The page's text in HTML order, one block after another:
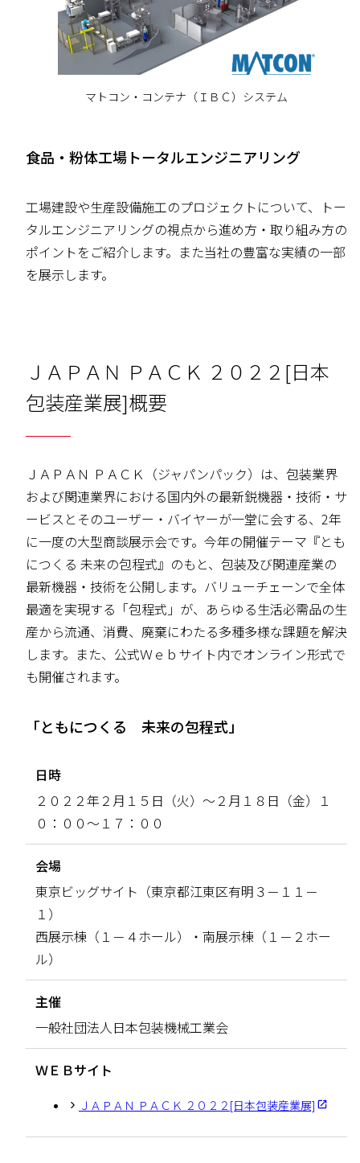
マトコン・コンテナ（ＩＢＣ）システム
食品・粉体工場トータルエンジニアリング
工場建設や生産設備施工のプロジェクトについて、トー
タルエンジニアリングの視点から進め方・取り組み方の
ポイントをご紹介します。また当社の豊富な実績の一部
を展示します。
ＪＡＰＡＮ ＰＡＣＫ ２０２２[日本
包装産業展]概要
ＪＡＰＡＮ ＰＡＣＫ（ジャパンパック）は、包装業界
および関連業界における国内外の最新鋭機器・技術・サ
ービスとそのユーザー・バイヤーが一堂に会する、2年
に一度の大型商談展示会です。今年の開催テーマ『とも
につくる 未来の包程式』のもと、包装及び関連産業の
最新機器・技術を公開します。バリューチェーンで全体
最適を実現する「包程式」が、あらゆる生活必需品の生
産から流通、消費、廃棄にわたる多種多様な課題を解決
します。また、公式Ｗｅｂサイト内でオンライン形式で
も開催されます。
「ともにつくる 未来の包程式」
日時
２０２２年２月１５日（火）～２月１８日（金）１
０：００～１７：００
会場
東京ビッグサイト（東京都江東区有明３－１１－
１）
西展示棟（１－４ホール）・南展示棟（１－２ホー
ル）
主催
一般社団法人日本包装機械工業会
ＷＥＢサイト
ＪＡＰＡＮ ＰＡＣＫ ２０２２[日本包装産業展]